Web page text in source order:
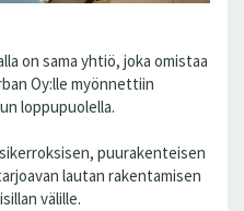
on sama yhtiö, joka omistaa
Oy:lle myönnettiin
loppupuolella.
puurakenteisen
lautan rakentamisen
välille.